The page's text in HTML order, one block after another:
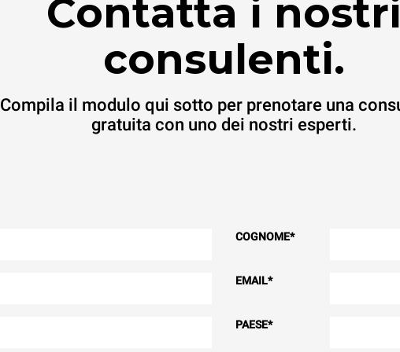
Contatta i nostri
consulenti.
Compila il modulo qui sotto per prenotare una
gratuita con uno dei nostri esperti.
COGNOME*
EMAIL*
PAESE*